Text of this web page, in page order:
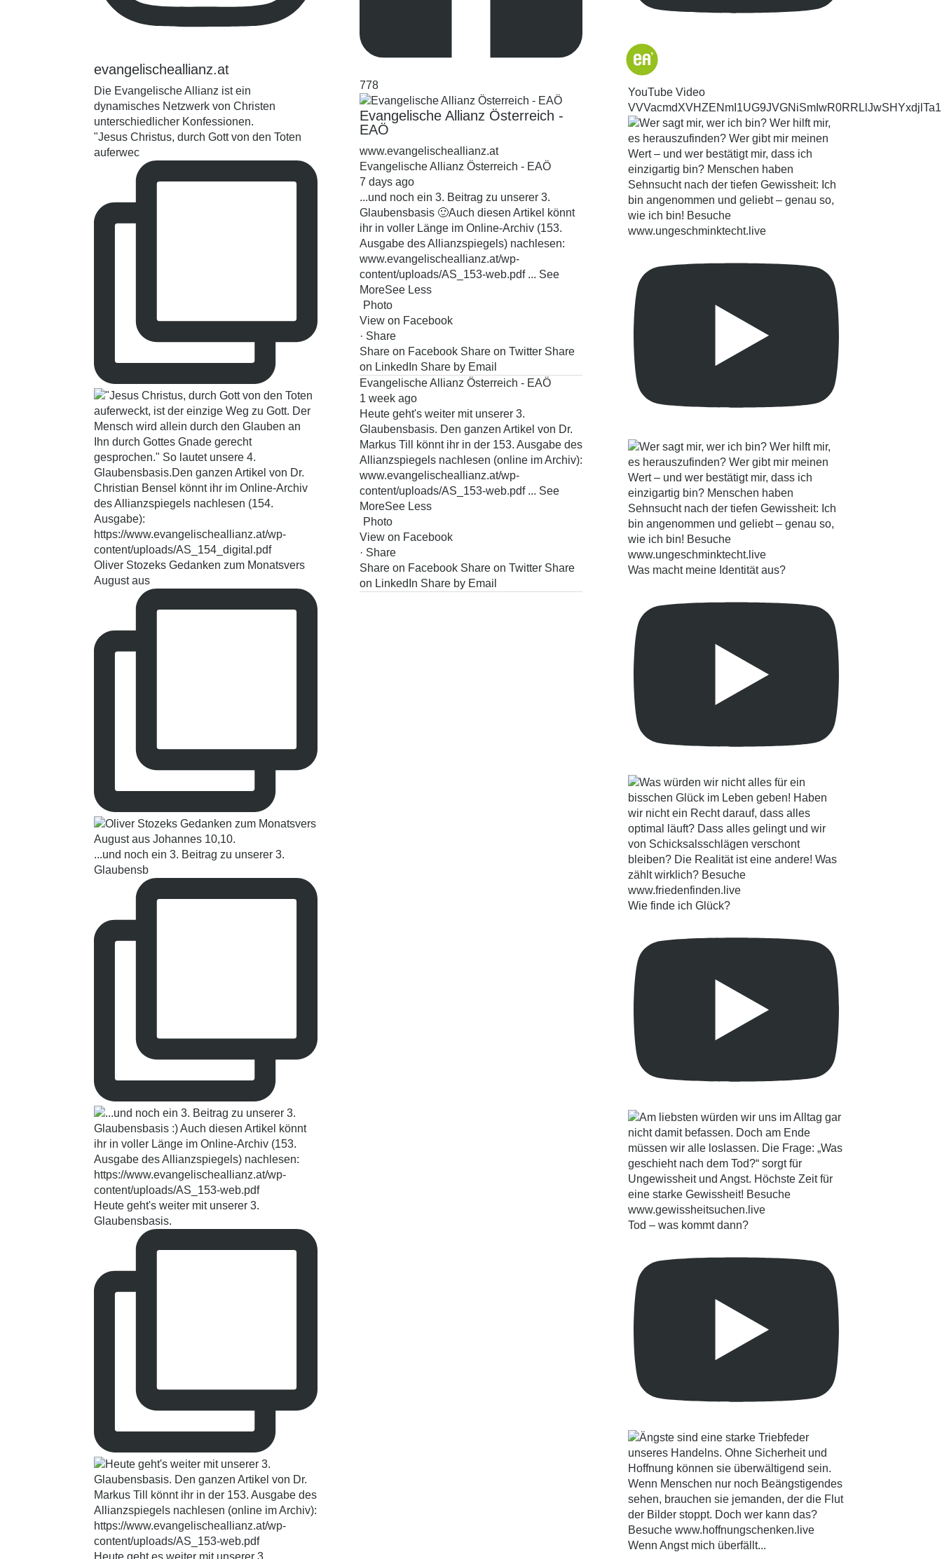
evangelischeallianz.at
Die Evangelische Allianz ist ein
dynamisches Netzwerk von Christen
unterschiedlicher Konfessionen.
"Jesus Christus, durch Gott von den Toten
auferwec
Oliver Stozeks Gedanken zum Monatsvers
August aus
...und noch ein 3. Beitrag zu unserer 3.
Glaubensb
Heute geht's weiter mit unserer 3.
Glaubensbasis.
778
Evangelische Allianz Österreich -
EAÖ
www.evangelischeallianz.at
Evangelische Allianz Österreich - EAÖ
7 days ago
...und noch ein 3. Beitrag zu unserer 3.
Glaubensbasis 🙂Auch diesen Artikel könnt
ihr in voller Länge im Online-Archiv (153.
Ausgabe des Allianzspiegels) nachlesen:
www.evangelischeallianz.at/wp-
content/uploads/AS_153-web.pdf ... See
MoreSee Less
Photo
View on Facebook
· Share
Share on Facebook Share on Twitter Share
on LinkedIn Share by Email
Evangelische Allianz Österreich - EAÖ
1 week ago
Heute geht's weiter mit unserer 3.
Glaubensbasis. Den ganzen Artikel von Dr.
Markus Till könnt ihr in der 153. Ausgabe des
Allianzspiegels nachlesen (online im Archiv):
www.evangelischeallianz.at/wp-
content/uploads/AS_153-web.pdf ... See
MoreSee Less
Photo
View on Facebook
· Share
Share on Facebook Share on Twitter Share
on LinkedIn Share by Email
YouTube Video
Was macht meine Identität aus?
Wie finde ich Glück?
Tod – was kommt dann?
Wenn Angst mich überfällt...